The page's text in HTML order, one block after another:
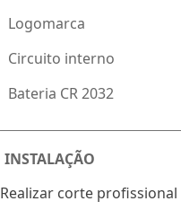
 Logomarca
 Circuito interno
 Bateria CR 2032
INSTALAÇÃO
Realizar corte profissional